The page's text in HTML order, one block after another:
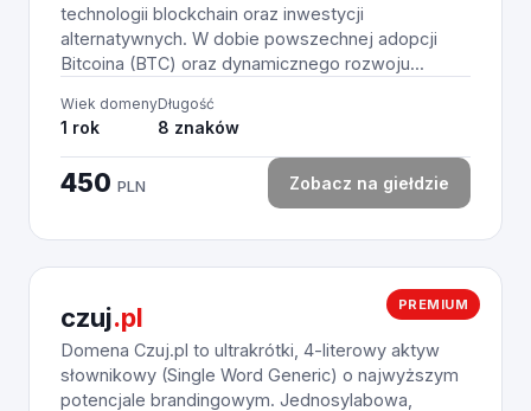
technologii blockchain oraz inwestycji
alternatywnych. W dobie powszechnej adopcji
Bitcoina (BTC) oraz dynamicznego rozwoju...
Wiek domeny
1 rok
Długość
8 znaków
450 PLN Zobacz na giełdzie
PREMIUM
czuj.pl
Domena Czuj.pl to ultrakrótki, 4-literowy aktyw
słownikowy (Single Word Generic) o najwyższym
potencjale brandingowym. Jednosylabowa,